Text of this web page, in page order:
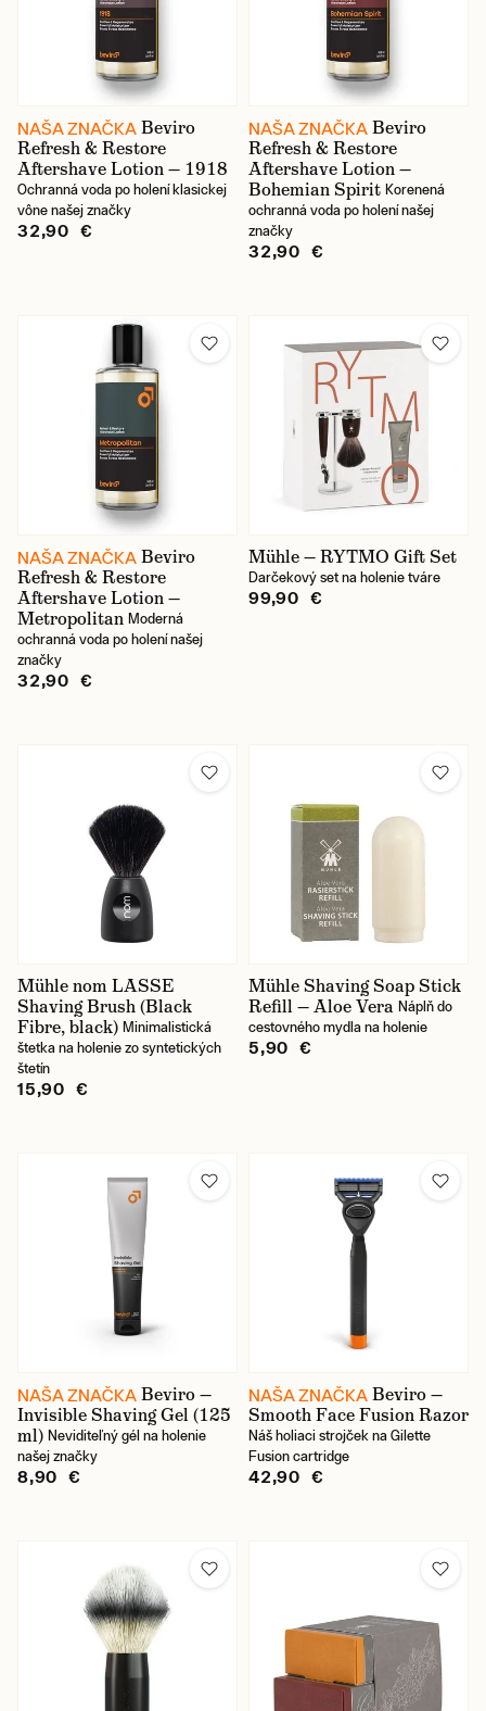
NAŠA ZNAČKA Beviro
Refresh & Restore
Aftershave Lotion — 1918
Ochranná voda po holení klasickej
vône našej značky
32,90 €
NAŠA ZNAČKA Beviro
Refresh & Restore
Aftershave Lotion —
Bohemian Spirit Korenená
ochranná voda po holení našej
značky
32,90 €
NAŠA ZNAČKA Beviro
Refresh & Restore
Aftershave Lotion —
Metropolitan Moderná
ochranná voda po holení našej
značky
32,90 €
Mühle — RYTMO Gift Set
Darčekový set na holenie tváre
99,90 €
Mühle nom LASSE
Shaving Brush (Black
Fibre, black) Minimalistická
štetka na holenie zo syntetických
štetín
15,90 €
Mühle Shaving Soap Stick
Refill — Aloe Vera Náplň do
cestovného mydla na holenie
5,90 €
NAŠA ZNAČKA Beviro —
Invisible Shaving Gel (125
ml) Neviditeľný gél na holenie
našej značky
8,90 €
NAŠA ZNAČKA Beviro —
Smooth Face Fusion Razor
Náš holiaci strojček na Gilette
Fusion cartridge
42,90 €